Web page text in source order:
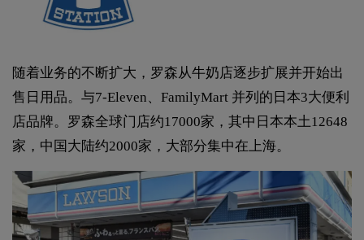
随着业务的不断扩大，罗森从牛奶店逐步扩展并开始出
售日用品。与7-Eleven、FamilyMart 并列的日本3大便利
店品牌。罗森全球门店约17000家，其中日本本土12648
家，中国大陆约2000家，大部分集中在上海。